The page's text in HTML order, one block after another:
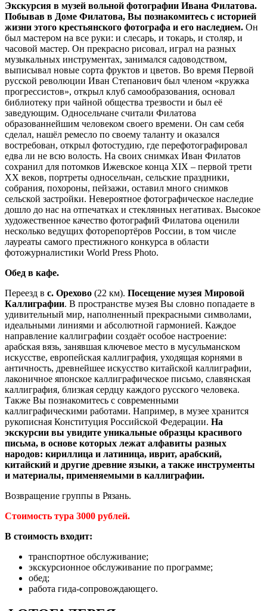
Экскурсия в музей вольной фотографии Ивана Филатова.
Побывав в Доме Филатова, Вы познакомитесь с историей
жизни этого крестьянского фотографа и его наследием. Он
был мастером на все руки: и слесарь, и токарь, и столяр, и
часовой мастер. Он прекрасно рисовал, играл на разных
музыкальных инструментах, занимался садоводством,
выписывал новые сорта фруктов и цветов. Во время Первой
русской революции Иван Степанович был членом «кружка
прогрессистов», открыл клуб самообразования, основал
библиотеку при чайной общества трезвости и был её
заведующим. Односельчане считали Филатова
образованнейшим человеком своего времени. Он сам себя
сделал, нашёл ремесло по своему таланту и оказался
востребован, открыл фотостудию, где перефотографировал
едва ли не всю волость. На своих снимках Иван Филатов
сохранил для потомков Ижевское конца XIX – первой трети
XX веков, портреты односельчан, сельские праздники,
собрания, похороны, пейзажи, оставил много снимков
сельской застройки. Невероятное фотографическое наследие
дошло до нас на отпечатках и стеклянных негативах. Высокое
художественное качество фотографий Филатова оценили
несколько ведущих фоторепортёров России, в том числе
лауреаты самого престижного конкурса в области
фотожурналистики World Press Photo.
Обед в кафе.
Переезд в с. Орехово (22 км). Посещение музея Мировой
Каллиграфии. В пространстве музея Вы словно попадаете в
удивительный мир, наполненный прекрасными символами,
идеальными линиями и абсолютной гармонией. Каждое
направление каллиграфии создаёт особое настроение:
арабская вязь, занявшая ключевое место в мусульманском
искусстве, европейская каллиграфия, уходящая корнями в
античность, древнейшее искусство китайской каллиграфии,
лаконичное японское каллиграфическое письмо, славянская
каллиграфия, близкая сердцу каждого русского человека.
Также Вы познакомитесь с современными
каллиграфическими работами. Например, в музее хранится
рукописная Конституция Российской Федерации. На
экскурсии вы увидите уникальные образцы красивого
письма, в основе которых лежат алфавиты разных
народов: кириллица и латиница, иврит, арабский,
китайский и другие древние языки, а также инструменты
и материалы, применяемыми в каллиграфии.
Возвращение группы в Рязань.
Стоимость тура 3000 рублей.
В стоимость входит:
транспортное обслуживание;
экскурсионное обслуживание по программе;
обед;
работа гида-сопровождающего.